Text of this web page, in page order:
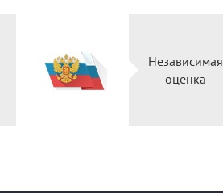
Независимая
оценка